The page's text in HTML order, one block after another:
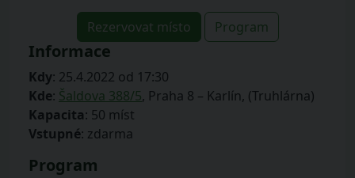
Rezervovat místo Program
Informace
Kdy: 25.4.2022 od 17:30
Kde: Šaldova 388/5, Praha 8 – Karlín, (Truhlárna)
Kapacita: 50 míst
Vstupné: zdarma
Program